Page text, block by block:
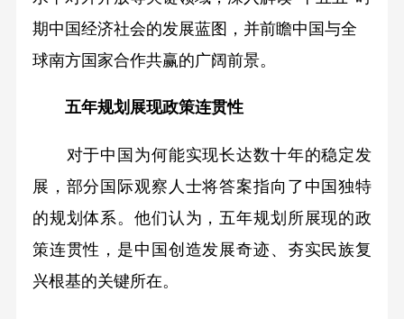
期中国经济社会的发展蓝图，并前瞻中国与全
球南方国家合作共赢的广阔前景。
五年规划展现政策连贯性
对于中国为何能实现长达数十年的稳定发
展，部分国际观察人士将答案指向了中国独特
的规划体系。他们认为，五年规划所展现的政
策连贯性，是中国创造发展奇迹、夯实民族复
兴根基的关键所在。